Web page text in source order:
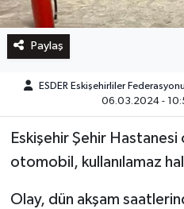
Paylaş
ESDER Eskişehirliler Federasyonu
06.03.2024 -
Eskişehir Şehir
otomobil, kullanılamaz
Olay, dün akşam